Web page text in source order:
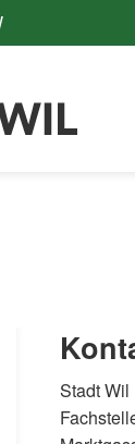
(External Link)
Stadt Wil